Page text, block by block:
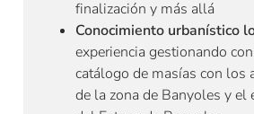
finalización y más allá
Conocimiento urbanístico
experiencia gestionando
catálogo de masías con los
de la zona de Banyoles y el